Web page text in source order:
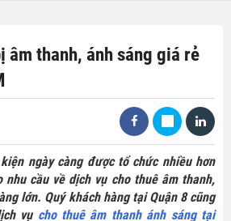
âm thanh, ánh sáng giá rẻ
ngày càng được tổ chức nhiều hơn
nhu cầu về dịch vụ cho thuê âm thanh,
lớn. Quý khách hàng tại Quận 8 cũng
vụ cho thuê âm thanh ánh sáng tại